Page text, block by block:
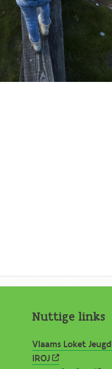
Nuttige links
Vlaams Loket
IROJ